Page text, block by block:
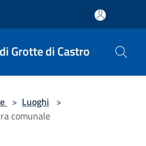
Grotte di Castro
> Luoghi >
comunale